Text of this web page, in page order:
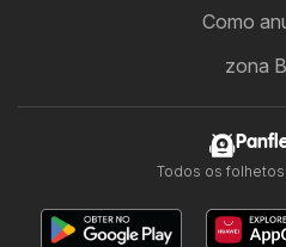
Como
zona
Todos os folhetos